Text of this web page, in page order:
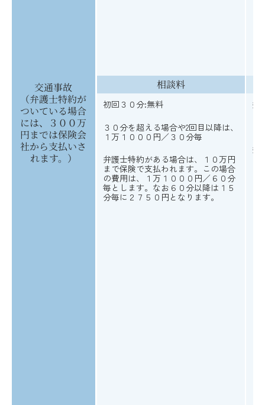
交通事故
（弁護士特約が
ついている場合
には、３００万
円までは保険会
社から支払いさ
れます。）
相談料
初回３０分:無料
３０分を超える場合や2回目以降は、
１万１０００円／３０分毎
弁護士特約がある場合は、１０万円
まで保険で支払われます。この場合
の費用は、１万１０００円／６０分
毎とします。なお６０分以降は１５
分毎に２７５０円となります。
弁
弁